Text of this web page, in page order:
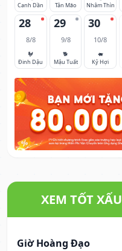
Canh Dần
Tân Mão
Nhâm Thìn
28
8/8
🐓
Đinh Dậu
29
9/8
🐕
Mậu Tuất
30
10/8
🐖
Kỷ Hợi
XEM TỐT
Giờ Hoàng Đạo